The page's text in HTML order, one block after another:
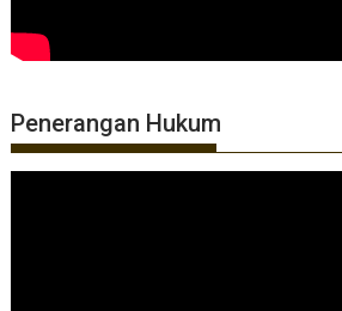
Penerangan Hukum